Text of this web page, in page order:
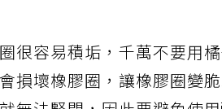
很容易積垢，千萬不要用
損壞橡膠圈，讓橡膠圈變